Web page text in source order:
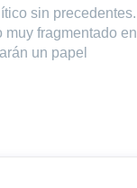
sin precedentes.
muy fragmentado en
un papel